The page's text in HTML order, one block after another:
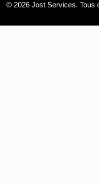
© 2026 Jost Services. Tous